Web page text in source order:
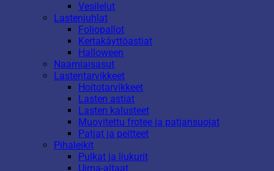
Vesilelut
Lastenjuhlat
Foliopallot
Kertakäyttöastiat
Halloween
Naamiaisasut
Lastentarvikkeet
Hoitotarvikkeet
Lasten astiat
Lasten kalusteet
Muovitettu frotee ja patjansuojat
Patjat ja peitteet
Pihaleikit
Pulkat ja liukurit
Uima-altaat